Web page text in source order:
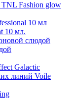
TNL Fashion glow
10 мл
10 мл.
слюдой
Galactic
линий Voile